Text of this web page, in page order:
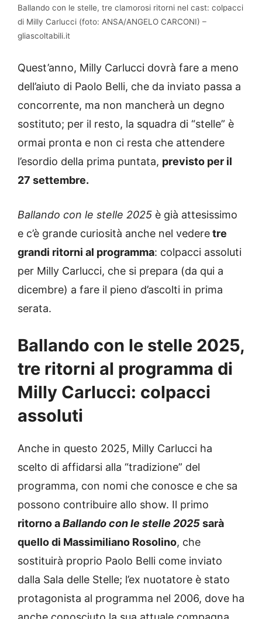
Ballando con le stelle, tre clamorosi ritorni nel cast: colpacci
di Milly Carlucci (foto: ANSA/ANGELO CARCONI) –
gliascoltabili.it
Quest’anno, Milly Carlucci dovrà fare a meno
dell’aiuto di Paolo Belli, che da inviato passa a
concorrente, ma non mancherà un degno
sostituto; per il resto, la squadra di “stelle” è
ormai pronta e non ci resta che attendere
l’esordio della prima puntata, previsto per il
27 settembre.
Ballando con le stelle 2025 è già attesissimo
e c’è grande curiosità anche nel vederetre
grandi ritorni al programma: colpacci assoluti
per Milly Carlucci, che si prepara (da qui a
dicembre) a fare il pieno d’ascolti in prima
serata.
Ballando con le stelle 2025,
tre ritorni al programma di
Milly Carlucci: colpacci
assoluti
Anche in questo 2025, Milly Carlucci ha
scelto di affidarsi alla “tradizione” del
programma, con nomi che conosce e che sa
possono contribuire allo show. Il primo
ritorno aBallando con le stelle 2025sarà
quello di Massimiliano Rosolino, che
sostituirà proprio Paolo Belli come inviato
dalla Sala delle Stelle; l’ex nuotatore è stato
protagonista al programma nel 2006, dove ha